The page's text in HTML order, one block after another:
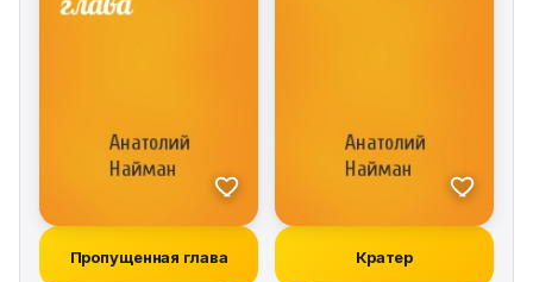
Пропущенная глава Кратер